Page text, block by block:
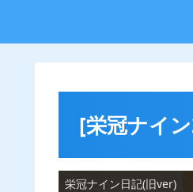
[栄冠ナイ
栄冠ナイン日記(旧ver)